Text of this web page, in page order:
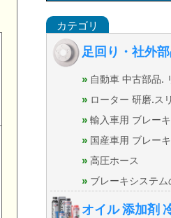
足回り・社外
自動車 中古部品.
ローター 研磨.ス
輸入車用 ブレー
国産車用 ブレー
高圧ホース
ブレーキシステム
オイル 添加剤